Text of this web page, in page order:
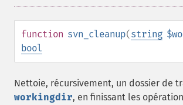
function svn_cleanup(string
bool
Nettoie, récursivement, un dossier de
workingdir, en finissant les